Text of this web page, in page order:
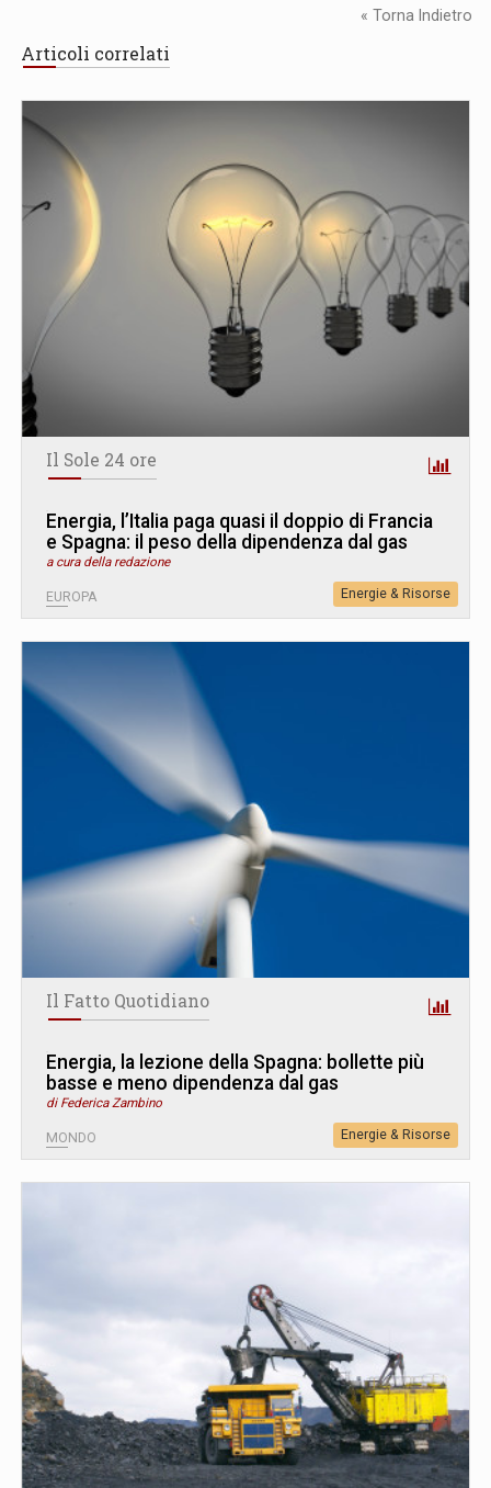
« Torna Indietro
Articoli correlati
Il Sole 24 ore
Energia, l’Italia paga quasi il doppio di Francia
e Spagna: il peso della dipendenza dal gas
a cura della redazione
EUROPA Energie & Risorse
Il Fatto Quotidiano
Energia, la lezione della Spagna: bollette più
basse e meno dipendenza dal gas
di Federica Zambino
MONDO Energie & Risorse